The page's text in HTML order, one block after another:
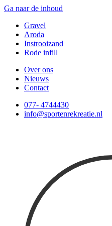
Ga naar de inhoud
Gravel
Aroda
Instrooizand
Rode infill
Over ons
Nieuws
Contact
077- 4744430
info@sportenrekreatie.nl